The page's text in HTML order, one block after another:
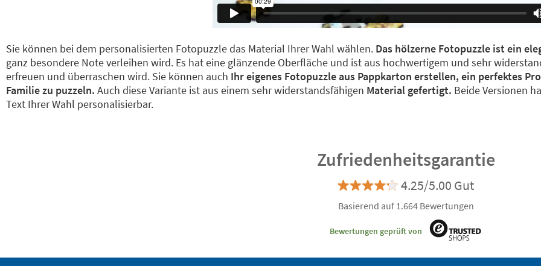
Sie können bei dem personalisierten Fotopuzzle das Material Ihrer Wahl wählen. Das hölzerne Fotopuzzle ist ein
ganz besondere Note verleihen wird. Es hat eine glänzende Oberfläche und ist aus hochwertigem und sehr
erfreuen und überraschen wird. Sie können auch Ihr eigenes Fotopuzzle aus Pappkarton erstellen, ein perfektes
Familie zu puzzeln. Auch diese Variante ist aus einem sehr widerstandsfähigen Material gefertigt. Beide Versionen
Text Ihrer Wahl personalisierbar.
Zufriedenheitsgarantie
4.25/5.00 Gut
Basierend auf 1.664 Bewertungen
Bewertungen geprüft von